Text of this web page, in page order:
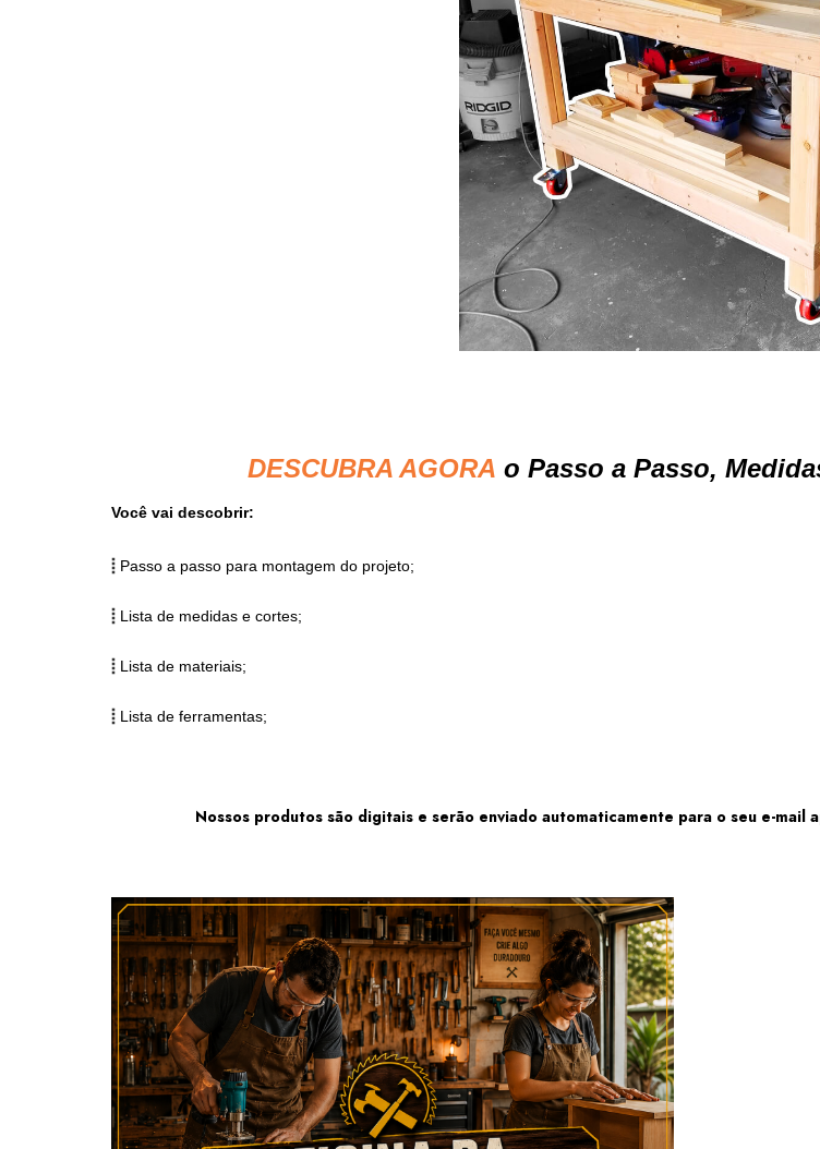
DESCUBRA AGORA o Passo a Passo,
Você vai descobrir:
Passo a passo para montagem do projeto;
Lista de medidas e cortes;
Lista de materiais;
Lista de ferramentas;
Nossos produtos são digitais e serão enviado automaticamente para o seu e-mail